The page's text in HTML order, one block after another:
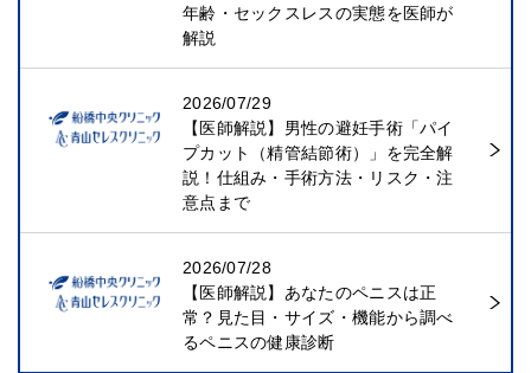
年齢・セックスレスの実態を医師が
解説
2026/07/29
【医師解説】男性の避妊手術「パイ
プカット（精管結節術）」を完全解
説！仕組み・手術方法・リスク・注
意点まで
2026/07/28
【医師解説】あなたのペニスは正
常？見た目・サイズ・機能から調べ
るペニスの健康診断